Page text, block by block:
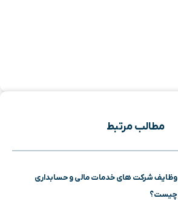
مطالب مرتبط
وظایف شرکت های خدمات مالی و حسابداری
چیست؟